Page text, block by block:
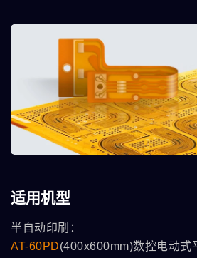
适用机型
半自动印刷：
AT-60PD(400x600mm)数控电动式